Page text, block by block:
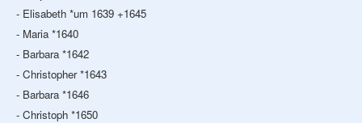
- Elisabeth *um 1639 +1645
- Maria *1640
- Barbara *1642
- Christopher *1643
- Barbara *1646
- Christoph *1650